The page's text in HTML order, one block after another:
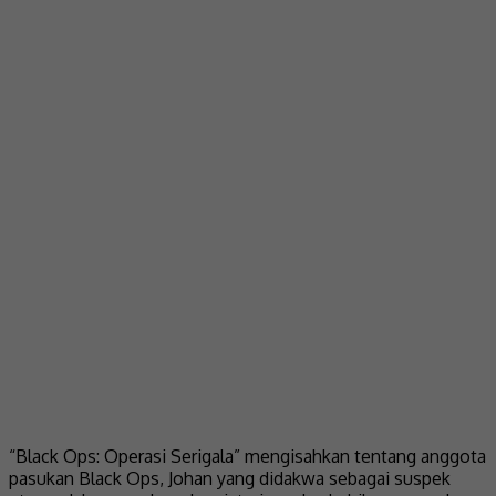
“Black Ops: Operasi Serigala” mengisahkan tentang anggota
pasukan Black Ops, Johan yang didakwa sebagai suspek